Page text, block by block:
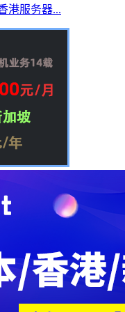
港服务器...